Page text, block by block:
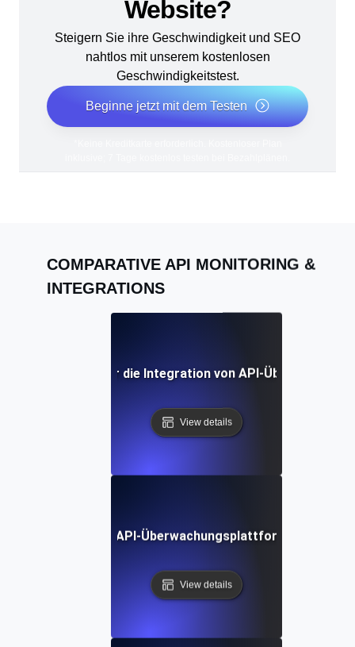
Website?
Steigern Sie ihre Geschwindigkeit und SEO
nahtlos mit unserem kostenlosen
Geschwindigkeitstest.
Beginne jetzt mit dem Testen
COMPARATIVE API MONITORING &
INTEGRATIONS
Best Practices für die Integration von API-
View details
Bewertung von API-Überwachungsplattformen für
View details